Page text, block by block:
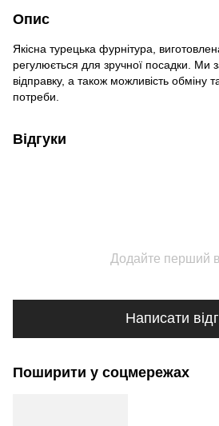
Опис
Якісна турецька фурнітура,
регулюється для зручної посадки. Ми
відправку, а також можливість обміну
потреби.
Відгуки
Додайте перший
Написати
Поширити у соцмережах